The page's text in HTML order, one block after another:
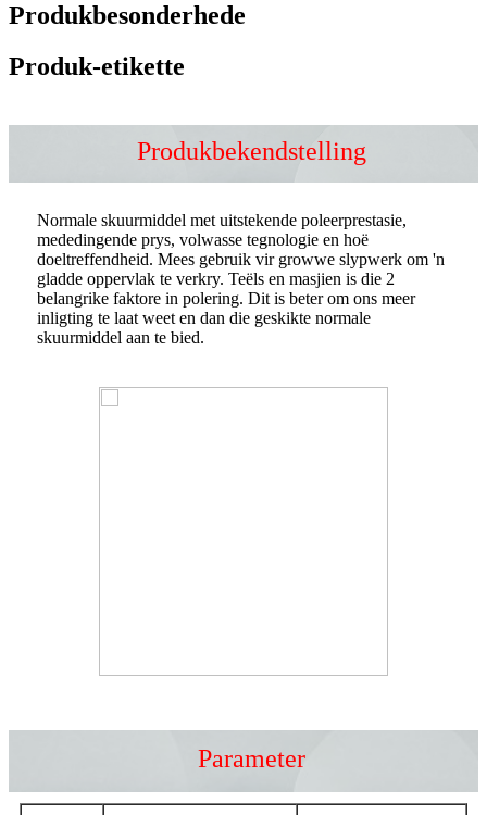
Produkbesonderhede
Produk-etikette
Produkbekendstelling
Normale skuurmiddel met uitstekende poleerprestasie,
mededingende prys, volwasse tegnologie en hoë
doeltreffendheid. Mees gebruik vir growwe slypwerk om 'n
gladde oppervlak te verkry. Teëls en masjien is die 2
belangrike faktore in polering. Dit is beter om ons meer
inligting te laat weet en dan die geskikte normale
skuurmiddel aan te bied.
Parameter